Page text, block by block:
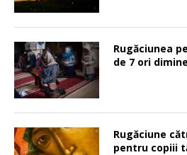
Rugăciunea
de 7 ori
Rugăciune
pentru copiii